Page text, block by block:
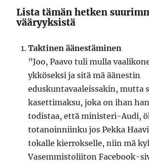
Lista tämän hetken
vääryyksistä
Taktinen äänestäminen
”Joo, Paavo tuli mulla
ykköseksi ja sitä mä äänestin
eduskuntavaaleissakin, mutta
kasettimaksu, joka on ihan
todistaa, että ministeri-Audi,
totanoinniinku jos Pekka
tokalle kierrokselle, niin mä
Vasemmistoliiton Facebook-